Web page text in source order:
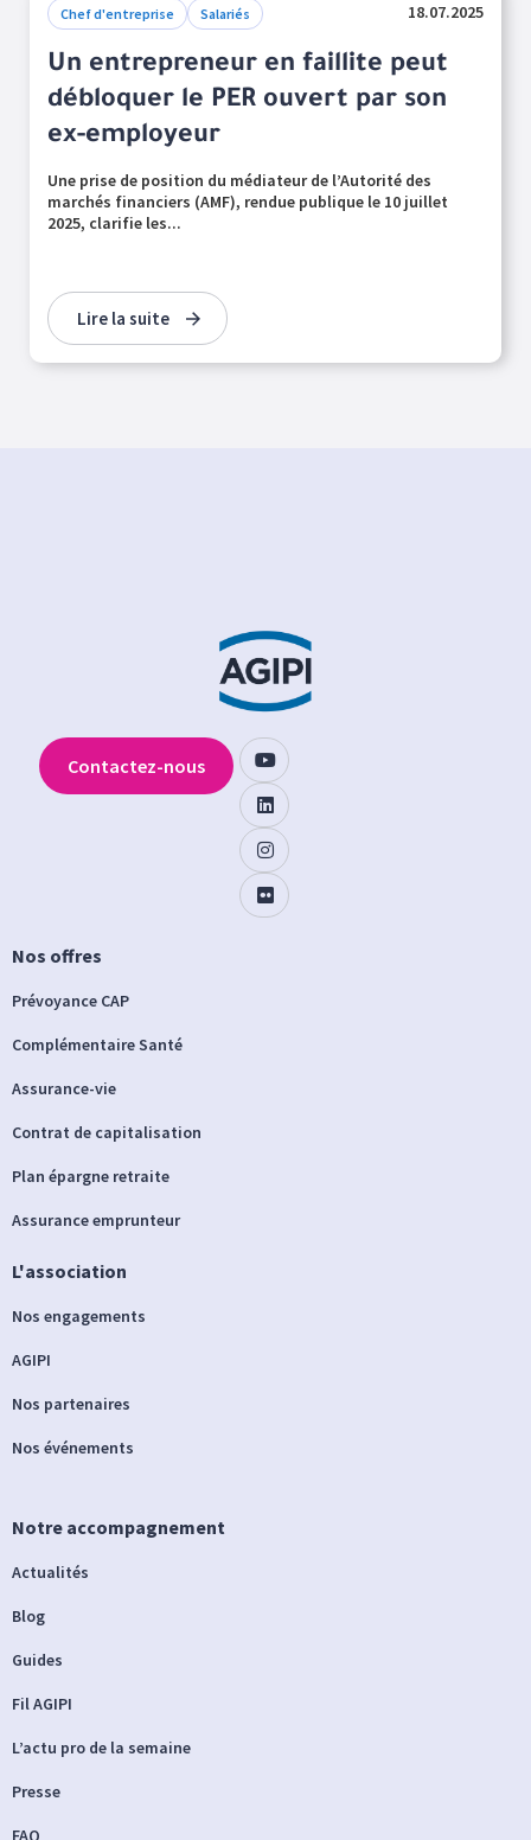
Chef d'entreprise Salariés 18.07.2025
Un entrepreneur en faillite peut
débloquer le PER ouvert par son
ex-employeur
Une prise de position du médiateur de l’Autorité des
marchés financiers (AMF), rendue publique le 10 juillet
2025, clarifie les...
Lire la suite
Nos offres
Prévoyance CAP
Complémentaire Santé
Assurance-vie
Contrat de capitalisation
Plan épargne retraite
Assurance emprunteur
L'association
Nos engagements
AGIPI
Nos partenaires
Nos événements
Notre accompagnement
Actualités
Blog
Guides
Fil AGIPI
L’actu pro de la semaine
Presse
FAQ
Contactez-nous